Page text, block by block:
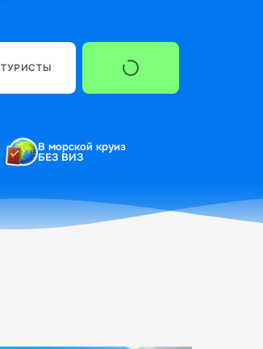
ТУРИСТЫ
В морской круиз
БЕЗ ВИЗ